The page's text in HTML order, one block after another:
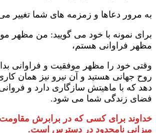
به مرور دعاها و زمزمه های شما تغییر
برای نمونه با خود می گویید: من مظهر
مظهر فراوانی هستم،
وقتی خود را مظهر موفقیت و فراوانی
روح جهانی هستید و آن نیرو نیز همان
دهد که با ماهیتش سازگاری دارد و
فضای زندگی شما می شود.
خداوند برای کسی که در برابرش
میزانی نامحدود در دسترس است.